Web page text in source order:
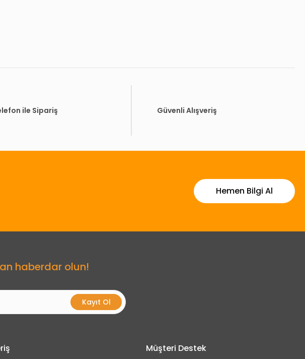
ile Sipariş Güvenli Alışveriş
Hemen Bilgi Al
haberdar olun!
Kayıt Ol
Müşteri Destek